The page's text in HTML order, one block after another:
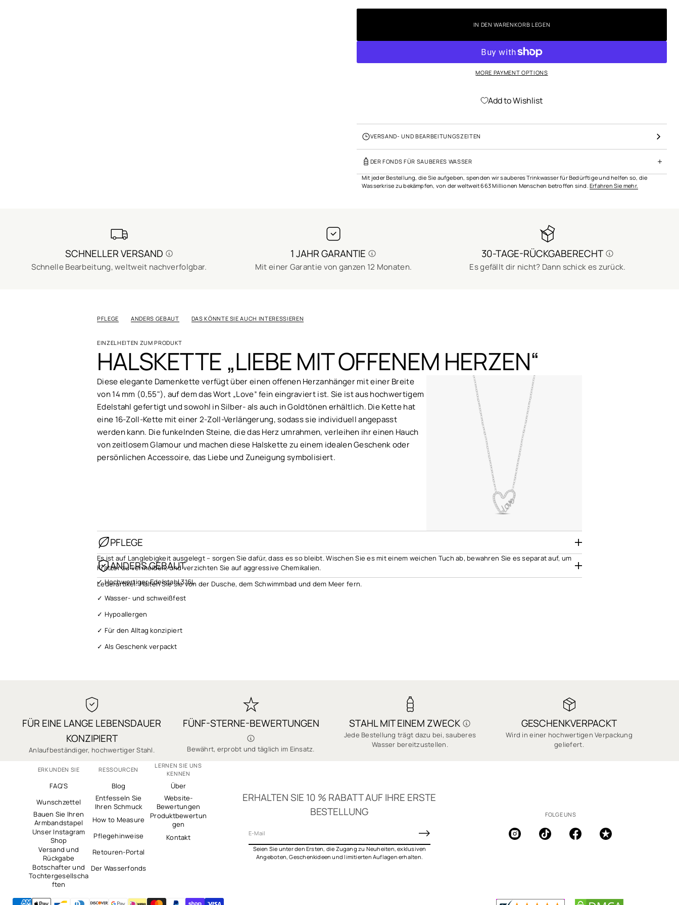
IN DEN WARENKORB LEGEN
MORE PAYMENT OPTIONS
Add to Wishlist
VERSAND- UND BEARBEITUNGSZEITEN
DER FONDS FÜR SAUBERES WASSER
Mit jeder Bestellung, die Sie aufgeben, spenden wir sauberes Trinkwasser für Bedürftige und helfen so, die
Wasserkrise zu bekämpfen, von der weltweit 663 Millionen Menschen betroffen sind.Erfahren Sie mehr.
SCHNELLER VERSAND
Schnelle Bearbeitung, weltweit nachverfolgbar.
1 JAHR GARANTIE
Mit einer Garantie von ganzen 12 Monaten.
30-TAGE-RÜCKGABERECHT
Es gefällt dir nicht? Dann schick es zurück.
PFLEGE ANDERS GEBAUT DAS KÖNNTE SIE AUCH INTERESSIEREN
EINZELHEITEN ZUM PRODUKT
HALSKETTE „LIEBE MIT OFFENEM HERZEN“
Diese elegante Damenkette verfügt über einen offenen Herzanhänger mit einer Breite
von 14 mm (0,55"), auf dem das Wort „Love” fein eingraviert ist. Sie ist aus hochwertigem
Edelstahl gefertigt und sowohl in Silber- als auch in Goldtönen erhältlich. Die Kette hat
eine 16-Zoll-Kette mit einer 2-Zoll-Verlängerung, sodass sie individuell angepasst
werden kann. Die funkelnden Steine, die das Herz umrahmen, verleihen ihr einen Hauch
von zeitlosem Glamour und machen diese Halskette zu einem idealen Geschenk oder
persönlichen Accessoire, das Liebe und Zuneigung symbolisiert.
PFLEGE
Es ist auf Langlebigkeit ausgelegt – sorgen Sie dafür, dass es so bleibt. Wischen Sie es mit einem weichen Tuch ab, bewahren Sie es separat auf, um
Kratzer zu vermeiden, und verzichten Sie auf aggressive Chemikalien.
Lederartikel: Halten Sie sie von der Dusche, dem Schwimmbad und dem Meer fern.
ANDERS GEBAUT
✓ Hochwertiger Edelstahl 316L
✓ Wasser- und schweißfest
✓ Hypoallergen
✓ Für den Alltag konzipiert
✓ Als Geschenk verpackt
✓ Sichere Bezahlung
✓ Tausende 5-Sterne-Bewertungen
FÜR EINE LANGE LEBENSDAUER
KONZIPIERT
Anlaufbeständiger, hochwertiger Stahl.
FÜNF-STERNE-BEWERTUNGEN
Bewährt, erprobt und täglich im Einsatz.
STAHL MIT EINEM ZWECK
Jede Bestellung trägt dazu bei, sauberes
Wasser bereitzustellen.
GESCHENKVERPACKT
Wird in einer hochwertigen Verpackung
geliefert.
ERKUNDEN SIE
FAQ'S
Wunschzettel
Bauen Sie Ihren
Armbandstapel
Unser Instagram
Shop
Versand und
Rückgabe
Botschafter und
Tochtergesellscha
ften
RESSOURCEN
Blog
Entfesseln Sie
Ihren Schmuck
How to Measure
Pflegehinweise
Retouren-Portal
Der Wasserfonds
LERNEN SIE UNS
KENNEN
Über
Website-
Bewertungen
Produktbewertun
gen
Kontakt
ERHALTEN SIE 10 % RABATT AUF IHRE ERSTE
BESTELLUNG
E
- Seien Sie unter den Ersten, die Zugang zu Neuheiten, exklusiven
Angeboten, Geschenkideen und limitierten Auflagen erhalten.
FOLGE UNS